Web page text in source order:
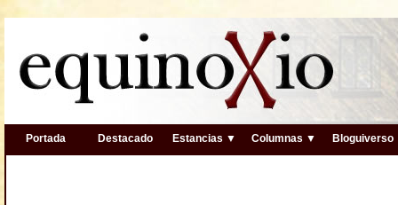
Portada Destacado Estancias ▼ Columnas ▼ Bloguiverso